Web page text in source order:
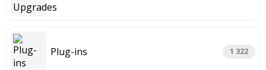
Plug-ins 1 322